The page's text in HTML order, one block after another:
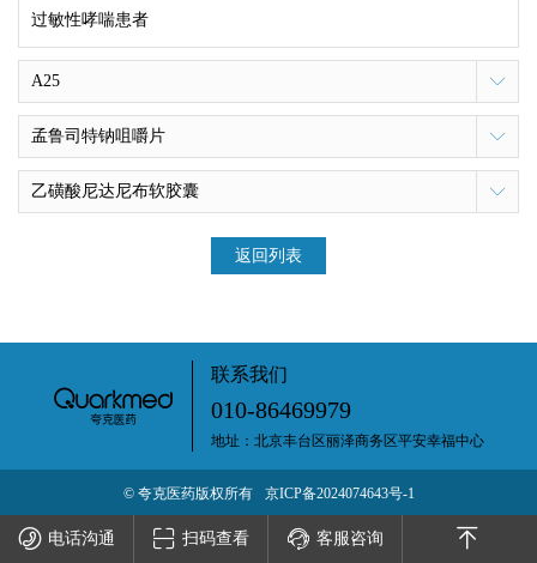
过敏性哮喘患者
A25
孟鲁司特钠咀嚼片
乙磺酸尼达尼布软胶囊
返回列表
联系我们
010-86469979
地址：北京丰台区丽泽商务区平安幸福中心
© 夸克医药版权所有 京ICP备2024074643号-1
电话沟通 扫码查看 客服咨询